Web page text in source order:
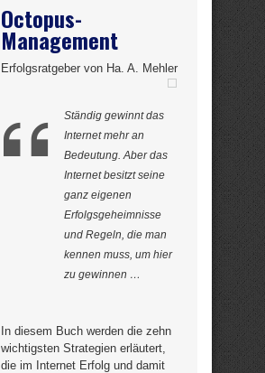
Octopus-
Management
Erfolgsratgeber von Ha. A. Mehler
Ständig gewinnt das
Internet mehr an
Bedeutung. Aber das
Internet besitzt seine
ganz eigenen
Erfolgsgeheimnisse
und Regeln, die man
kennen muss, um hier
zu gewinnen …
In diesem Buch werden die zehn
wichtigsten Strategien erläutert,
die im Internet Erfolg und damit